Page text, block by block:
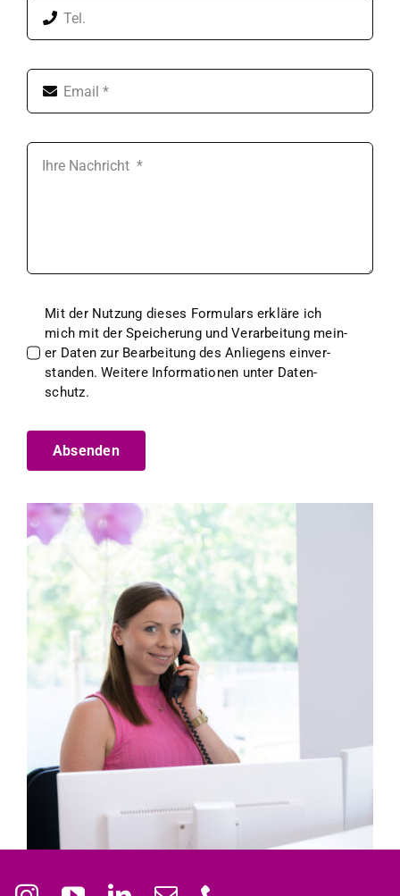
Mit der Nutzung dieses For­mu­la­rs erk­läre ich
mich mit der Spe­icherung und Ver­ar­beitung mein­
er Dat­en zur Bear­beitung des Anliegens ein­ver­
standen. Weit­ere Infor­ma­tio­nen unter Daten­
schutz.
Absenden